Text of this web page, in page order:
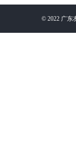
© 2022 广东